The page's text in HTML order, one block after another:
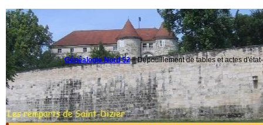
Généalogie Nord 52||Dépouillement de tables et actes